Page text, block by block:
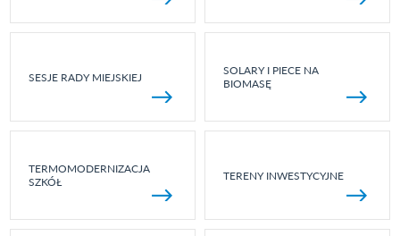
SESJE RADY MIEJSKIEJ
SOLARY I PIECE NA
BIOMASĘ
TERMOMODERNIZACJA
SZKÓŁ
TERENY INWESTYCYJNE